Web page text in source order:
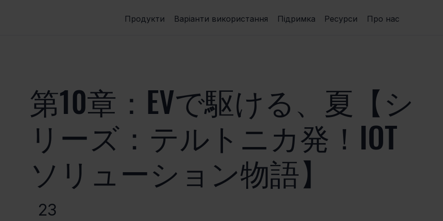
Продукти Варіанти використання Підримка Ресурси Про нас
第10章：EVで駆ける、夏【シ
リーズ：テルトニカ発！IOT
ソリューション物語】
23